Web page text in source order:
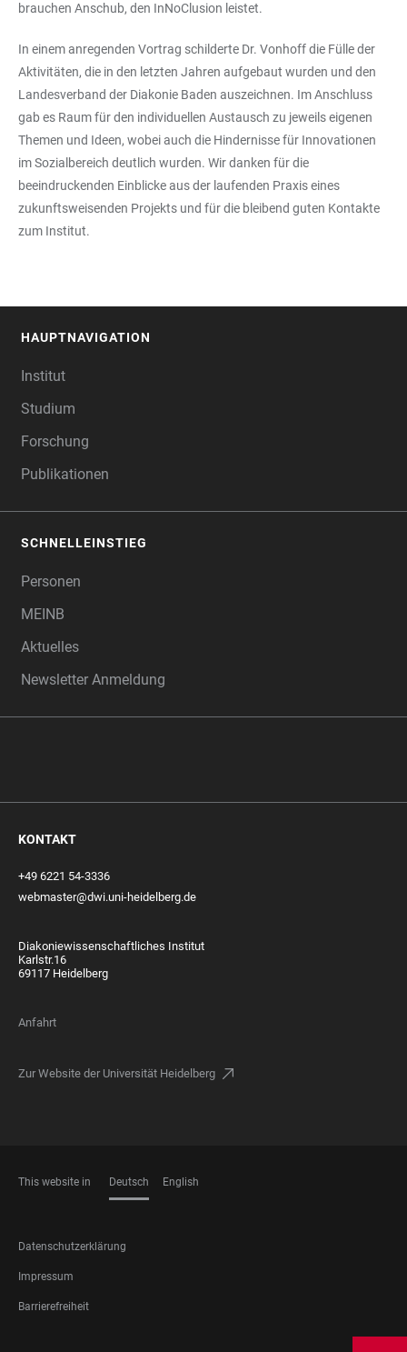
brauchen Anschub, den InNoClusion leistet.
In einem anregenden Vortrag schilderte Dr. Vonhoff die Fülle der
Aktivitäten, die in den letzten Jahren aufgebaut wurden und den
Landesverband der Diakonie Baden auszeichnen. Im Anschluss
gab es Raum für den individuellen Austausch zu jeweils eigenen
Themen und Ideen, wobei auch die Hindernisse für Innovationen
im Sozialbereich deutlich wurden. Wir danken für die
beeindruckenden Einblicke aus der laufenden Praxis eines
zukunftsweisenden Projekts und für die bleibend guten Kontakte
zum Institut.
HAUPTNAVIGATION
Institut
Studium
Forschung
Publikationen
SCHNELLEINSTIEG
Personen
MEINB
Aktuelles
Newsletter Anmeldung
KONTAKT
+49 6221 54-3336
webmaster@dwi.uni-heidelberg.de
Diakoniewissenschaftliches Institut
Karlstr.16
69117 Heidelberg
Anfahrt
Zur Website der Universität Heidelberg
This website in Deutsch English
FOOTER
LEGAL
Datenschutzerklärung
Impressum
Barrierefreiheit